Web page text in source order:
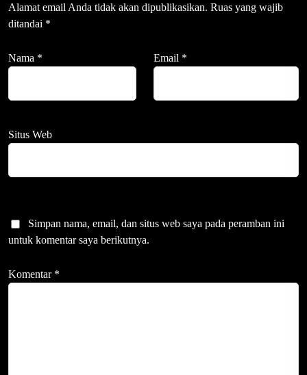
Alamat email Anda tidak akan dipublikasikan. Ruas yang wajib
ditandai *
Nama * Email *
Situs Web
Simpan nama, email, dan situs web saya pada peramban ini
untuk komentar saya berikutnya.
Komentar *